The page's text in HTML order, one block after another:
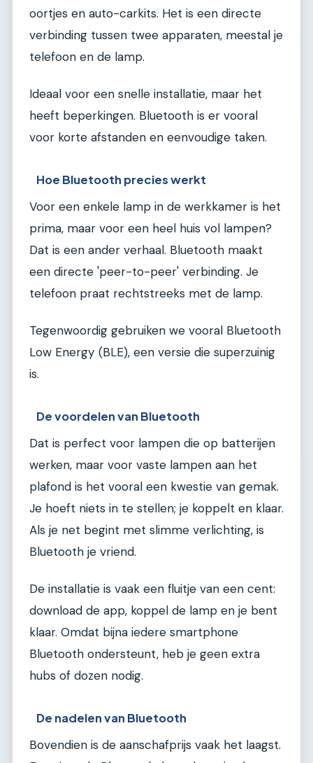
oortjes en auto-carkits. Het is een directe
verbinding tussen twee apparaten, meestal je
telefoon en de lamp.
Ideaal voor een snelle installatie, maar het
heeft beperkingen. Bluetooth is er vooral
voor korte afstanden en eenvoudige taken.
Hoe Bluetooth precies werkt
Voor een enkele lamp in de werkkamer is het
prima, maar voor een heel huis vol lampen?
Dat is een ander verhaal. Bluetooth maakt
een directe 'peer-to-peer' verbinding. Je
telefoon praat rechtstreeks met de lamp.
Tegenwoordig gebruiken we vooral Bluetooth
Low Energy (BLE), een versie die superzuinig
is.
De voordelen van Bluetooth
Dat is perfect voor lampen die op batterijen
werken, maar voor vaste lampen aan het
plafond is het vooral een kwestie van gemak.
Je hoeft niets in te stellen; je koppelt en klaar.
Als je net begint met slimme verlichting, is
Bluetooth je vriend.
De installatie is vaak een fluitje van een cent:
download de app, koppel de lamp en je bent
klaar. Omdat bijna iedere smartphone
Bluetooth ondersteunt, heb je geen extra
hubs of dozen nodig.
De nadelen van Bluetooth
Bovendien is de aanschafprijs vaak het laagst.